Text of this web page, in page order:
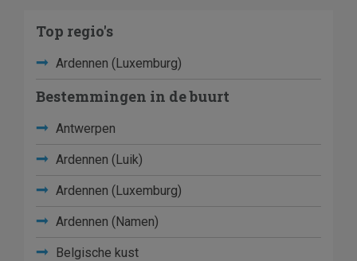
Top regio's
Ardennen (Luxemburg)
Bestemmingen in de buurt
Antwerpen
Ardennen (Luik)
Ardennen (Luxemburg)
Ardennen (Namen)
Belgische kust